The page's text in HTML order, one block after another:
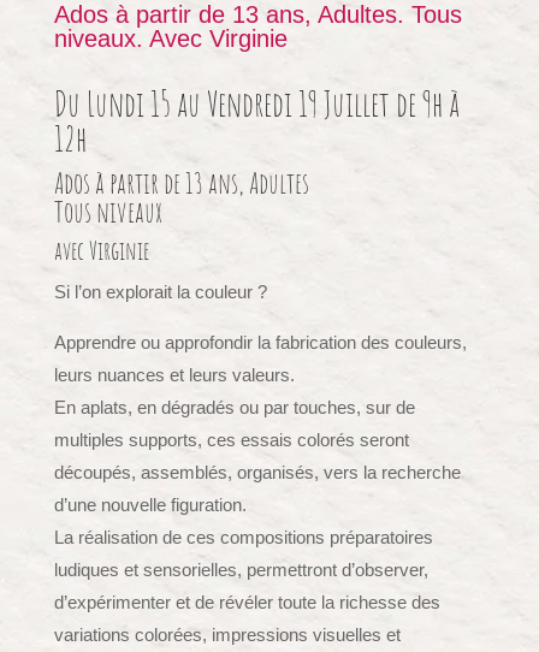
Ados à partir de 13 ans, Adultes. Tous
niveaux. Avec Virginie
Du Lundi 15 au Vendredi 19 Juillet de 9h à
12h
Ados à partir de 13 ans, Adultes
Tous niveaux
avec Virginie
Si l’on explorait la couleur ?
Apprendre ou approfondir la fabrication des couleurs,
leurs nuances et leurs valeurs.
En aplats, en dégradés ou par touches, sur de
multiples supports, ces essais colorés seront
découpés, assemblés, organisés, vers la recherche
d’une nouvelle figuration.
La réalisation de ces compositions préparatoires
ludiques et sensorielles, permettront d’observer,
d’expérimenter et de révéler toute la richesse des
variations colorées, impressions visuelles et